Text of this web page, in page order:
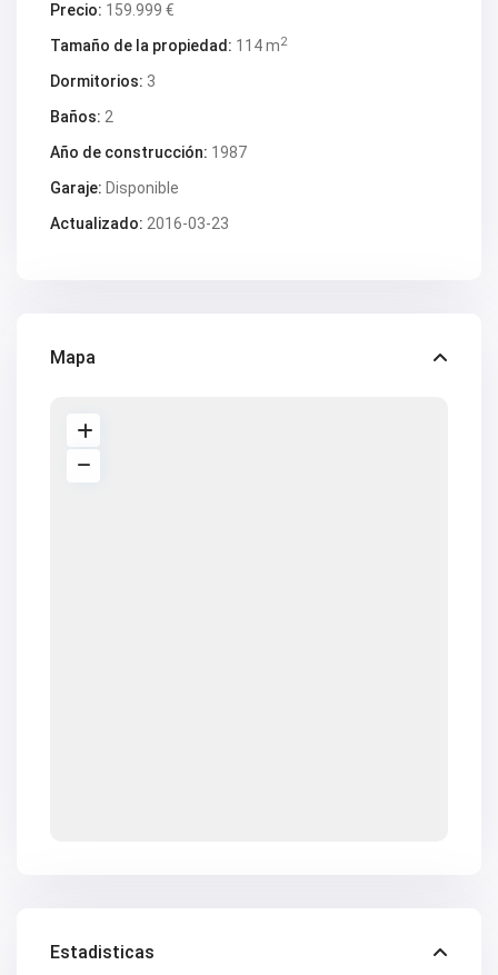
Precio: 159.999 €
Tamaño de la propiedad: 114 m2
Dormitorios: 3
Baños: 2
Año de construcción: 1987
Garaje: Disponible
Actualizado: 2016-03-23
Mapa
Estadisticas